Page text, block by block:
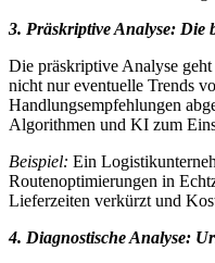
3. Präskriptive Analyse: Die
Die präskriptive Analyse
nicht nur eventuelle Trends
Handlungsempfehlungen
Algorithmen und KI zum
Beispiel: Ein
Routenoptimierungen in
Lieferzeiten verkürzt und
4. Diagnostische Analyse: